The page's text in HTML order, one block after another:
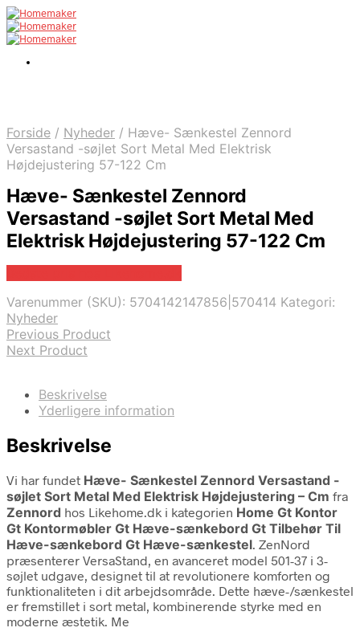
Forside / Nyheder / Hæve- Sænkestel Zennord
Versastand -søjlet Sort Metal Med Elektrisk
Højdejustering 57-122 Cm
Hæve- Sænkestel Zennord
Versastand -søjlet Sort Metal Med
Elektrisk Højdejustering 57-122 Cm
Varenummer (SKU): 5704142147856|570414 Kategori:
Nyheder
Previous Product
Next Product
Beskrivelse
Yderligere information
Beskrivelse
Vi har fundet Hæve- Sænkestel Zennord Versastand -
søjlet Sort Metal Med Elektrisk Højdejustering – Cm fra
Zennord hos Likehome.dk i kategorien Home Gt Kontor
Gt Kontormøbler Gt Hæve-sænkebord Gt Tilbehør Til
Hæve-sænkebord Gt Hæve-sænkestel. ZenNord
præsenterer VersaStand, en avanceret model 501-37 i 3-
søjlet udgave, designet til at revolutionere komforten og
funktionaliteten i dit arbejdsområde. Dette hæve-/sænkestel
er fremstillet i sort metal, kombinerende styrke med en
moderne æstetik. Me